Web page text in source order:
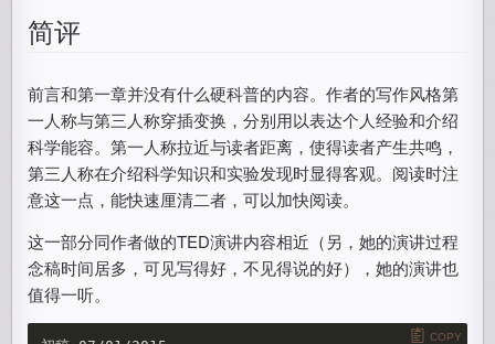
简评
前言和第一章并没有什么硬科普的内容。作者的写作风格第
一人称与第三人称穿插变换，分别用以表达个人经验和介绍
科学能容。第一人称拉近与读者距离，使得读者产生共鸣，
第三人称在介绍科学知识和实验发现时显得客观。阅读时注
意这一点，能快速厘清二者，可以加快阅读。
这一部分同作者做的TED演讲内容相近（另，她的演讲过程
念稿时间居多，可见写得好，不见得说的好），她的演讲也
值得一听。
COPY